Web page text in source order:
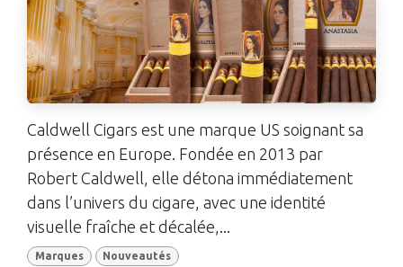
Caldwell Cigars est une marque US soignant sa
présence en Europe. Fondée en 2013 par
Robert Caldwell, elle détona immédiatement
dans l’univers du cigare, avec une identité
visuelle fraîche et décalée,...
Marques Nouveautés